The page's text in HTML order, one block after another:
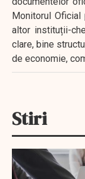
Monitorul Oficial
altor instituții-
clare, bine
de economie,
Stiri